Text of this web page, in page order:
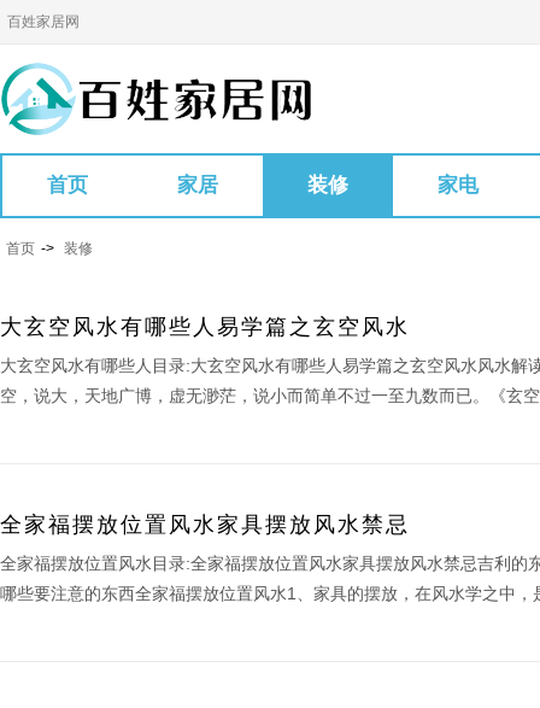
百姓家居网
首页 家居 装修 家电
首页 -> 装修
大玄空风水有哪些人易学篇之玄空风水
大玄空风水有哪些人目录:大玄空风水有哪些人易学篇之玄空风水风水
空，说大，天地广博，虚无渺茫，说小而简单不过一至九数而已。《玄
全家福摆放位置风水家具摆放风水禁忌
全家福摆放位置风水目录:全家福摆放位置风水家具摆放风水禁忌吉利的
哪些要注意的东西全家福摆放位置风水1、家具的摆放，在风水学之中